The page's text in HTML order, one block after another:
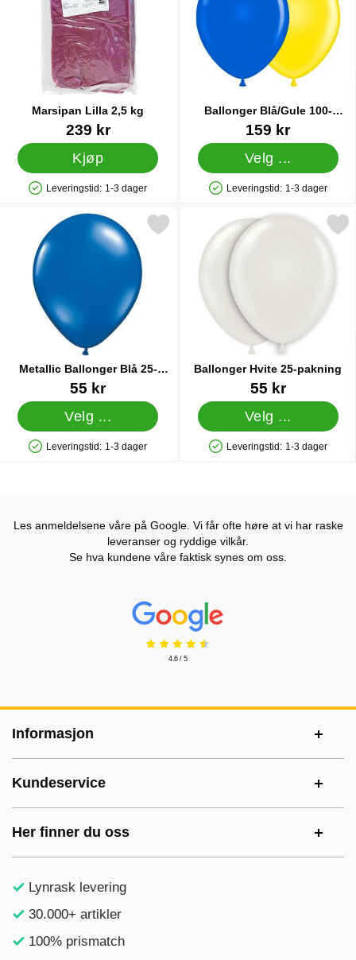
Marsipan Lilla 2,5 kg
Varenummer 26608
239 kr
Kjøp
Produkttilgjengelighet: På lager
Leveringstid: 1-3 dager
Ballonger Blå/Gule 100-
pakning
Varenummer 10455
159 kr
Velg ...
Produkttilgjengelighet: På lager
Leveringstid: 1-3 dager
Metallic Ballonger Blå 25-
pakning
Varenummer 10497
55 kr
Velg ...
Produkttilgjengelighet: På lager
Leveringstid: 1-3 dager
Merk metallic Ballonger Blå 25-pakning som favoritt
Ballonger Hvite 25-pakning
Varenummer 5007
55 kr
Velg ...
Produkttilgjengelighet: På lager
Leveringstid: 1-3 dager
Merk ballonger Hvite 25-
Les anmeldelsene våre på Google. Vi får ofte høre at vi har raske
leveranser og ryddige vilkår.
Se hva kundene våre faktisk synes om oss.
Prisjakt Vurdering: 4.6 Stjerne
4.6 / 5
Informasjon
Kundeservice
Her finner du oss
Lynrask levering
30.000+ artikler
100% prismatch